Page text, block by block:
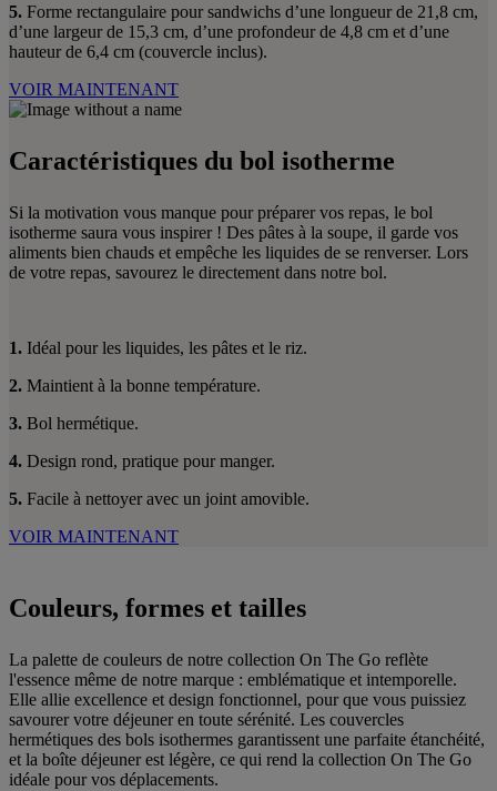
5. Forme rectangulaire pour sandwichs d’une longueur de 21,8 cm,
d’une largeur de 15,3 cm, d’une profondeur de 4,8 cm et d’une
hauteur de 6,4 cm (couvercle inclus).
VOIR MAINTENANT
Caractéristiques du bol isotherme
Si la motivation vous manque pour préparer vos repas, le bol
isotherme saura vous inspirer ! Des pâtes à la soupe, il garde vos
aliments bien chauds et empêche les liquides de se renverser. Lors
de votre repas, savourez le directement dans notre bol.
1. Idéal pour les liquides, les pâtes et le riz.
2. Maintient à la bonne température.
3. Bol hermétique.
4. Design rond, pratique pour manger.
5. Facile à nettoyer avec un joint amovible.
VOIR MAINTENANT
Couleurs, formes et tailles
La palette de couleurs de notre collection On The Go reflète
l'essence même de notre marque : emblématique et intemporelle.
Elle allie excellence et design fonctionnel, pour que vous puissiez
savourer votre déjeuner en toute sérénité. Les couvercles
hermétiques des bols isothermes garantissent une parfaite étanchéité,
et la boîte déjeuner est légère, ce qui rend la collection On The Go
idéale pour vos déplacements.